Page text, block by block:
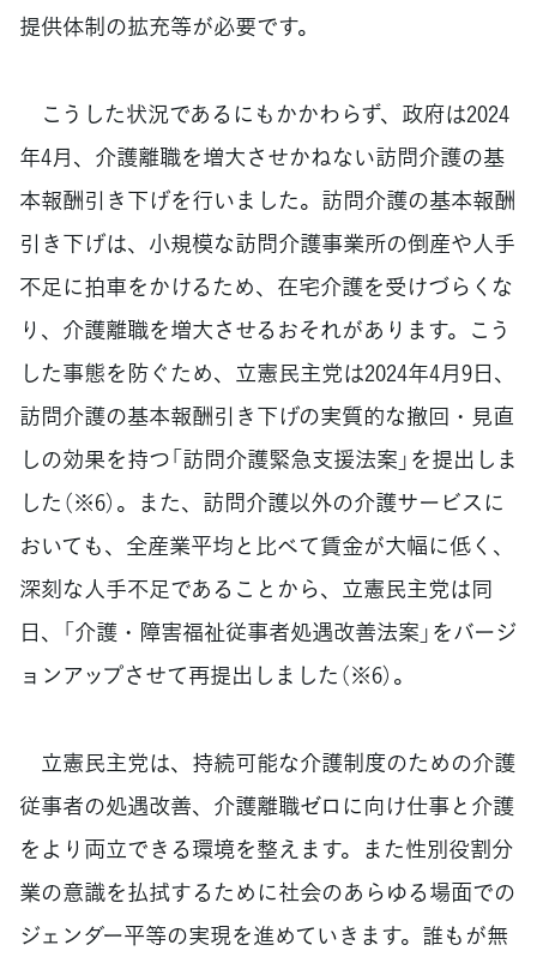
提供体制の拡充等が必要です。
こうした状況であるにもかかわらず、政府は2024
年4月、介護離職を増大させかねない訪問介護の基
本報酬引き下げを行いました。訪問介護の基本報酬
引き下げは、小規模な訪問介護事業所の倒産や人手
不足に拍車をかけるため、在宅介護を受けづらくな
り、介護離職を増大させるおそれがあります。こう
した事態を防ぐため、立憲民主党は2024年4月9日、
訪問介護の基本報酬引き下げの実質的な撤回・見直
しの効果を持つ「訪問介護緊急支援法案」を提出しま
した（※6）。また、訪問介護以外の介護サービスに
おいても、全産業平均と比べて賃金が大幅に低く、
深刻な人手不足であることから、立憲民主党は同
日、「介護・障害福祉従事者処遇改善法案」をバージ
ョンアップさせて再提出しました（※6）。
立憲民主党は、持続可能な介護制度のための介護
従事者の処遇改善、介護離職ゼロに向け仕事と介護
をより両立できる環境を整えます。また性別役割分
業の意識を払拭するために社会のあらゆる場面での
ジェンダー平等の実現を進めていきます。誰もが無